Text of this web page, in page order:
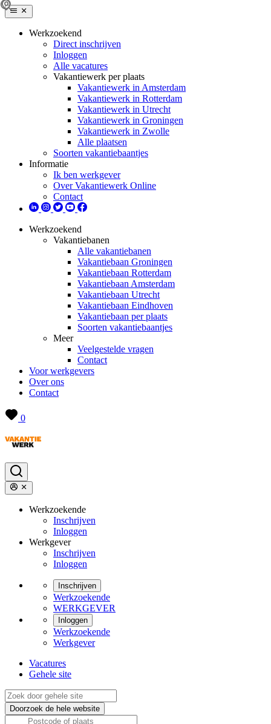
Werkzoekend
Direct inschrijven
Inloggen
Alle vacatures
Vakantiewerk per plaats
Vakantiewerk in Amsterdam
Vakantiewerk in Rotterdam
Vakantiewerk in Utrecht
Vakantiewerk in Groningen
Vakantiewerk in Zwolle
Alle plaatsen
Soorten vakantiebaantjes
Informatie
Ik ben werkgever
Over Vakantiewerk Online
Contact
Werkzoekend
Vakantiebanen
Alle vakantiebanen
Vakantiebaan Groningen
Vakantiebaan Rotterdam
Vakantiebaan Amsterdam
Vakantiebaan Utrecht
Vakantiebaan Eindhoven
Vakantiebaan per plaats
Soorten vakantiebaantjes
Meer
Veelgestelde vragen
Contact
Voor werkgevers
Over ons
Contact
0
Werkzoekende
Inschrijven
Inloggen
Werkgever
Inschrijven
Inloggen
Inschrijven
Werkzoekende
WERKGEVER
Inloggen
Werkzoekende
Werkgever
Vacatures
Gehele site